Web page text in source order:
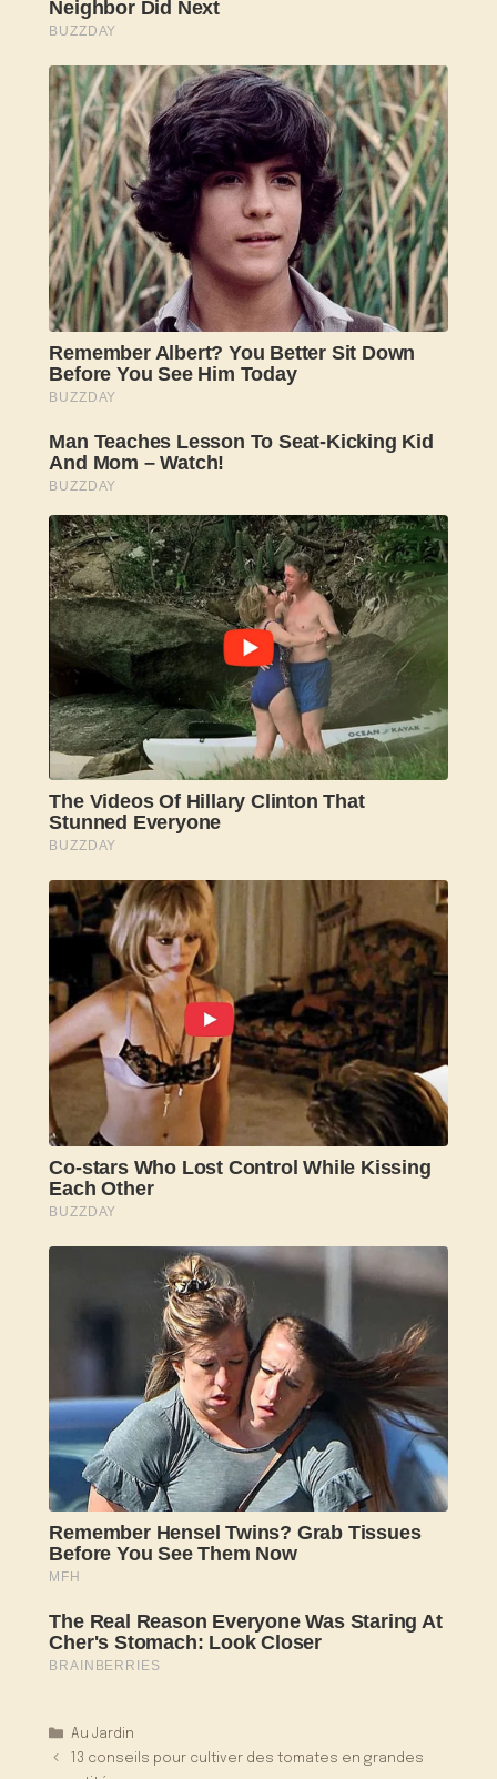
Catégories
Au Jardin
13 conseils pour cultiver des tomates en grandes